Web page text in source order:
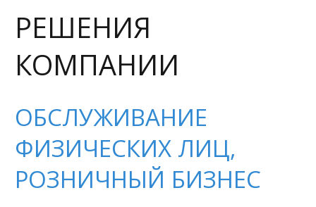
РЕШЕНИЯ
КОМПАНИИ
ОБСЛУЖИВАНИЕ
ФИЗИЧЕСКИХ ЛИЦ,
РОЗНИЧНЫЙ БИЗНЕС